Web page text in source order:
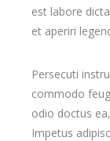
est labore
et aperiri
Persecuti
commodo
odio doctus
Impetus